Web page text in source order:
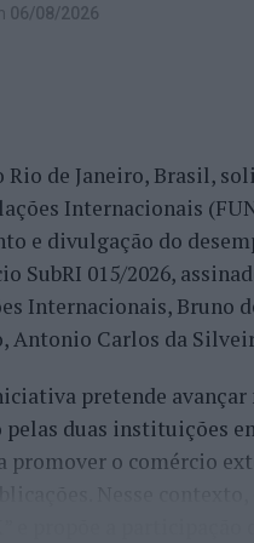
igualmente na
comprar um
e a transformação
António Carlos frisa
estrangeiros,
06/08/2026
Rio de Janeiro, Brasil,
Internacionais
e divulgação do
SubRI 015/2026,
Internacionais, Bruno
Antonio Carlos da
pretende avançar
duas instituições
promover o comércio